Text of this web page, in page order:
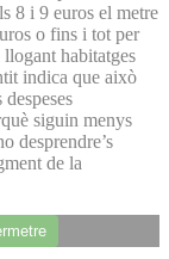
8 i 9 euros el metre
o fins i tot per
habitatges
indica que això
siguin menys
desprendre’s
de la